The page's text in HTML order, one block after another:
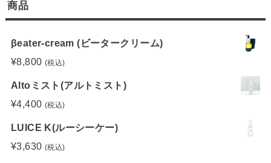
商品
βeater-cream (ビータークリーム)
¥8,800 (税込)
Altoミスト(アルトミスト)
¥4,400 (税込)
LUICE K(ルーシーケー)
¥3,630 (税込)